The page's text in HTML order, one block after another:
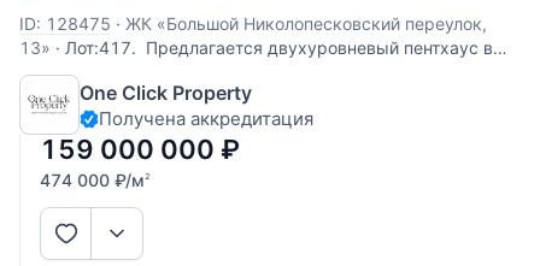
ID: 128475 · ЖК «Большой Николопесковский переулок,
13» · Лот:417. Предлагается двухуровневый пентхаус в
районе Арбата. В кварире 6 спален! Спланировано: на 1
уровне - гостиная с камином и вторым светом, кухня-
столовая, кинозал, гостевая спальня с ванной комнатой,
кабинет, гостевой санузел; на 2 уровне -
One Click Property
Получена аккредитация
159 000 000 ₽
474 000 ₽/м2